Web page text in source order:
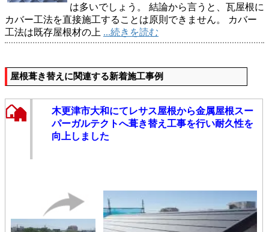
は多いでしょう。 結論から言うと、瓦屋根に
カバー工法を直接施工することは原則できません。 カバー
工法は既存屋根材の上 ...続きを読む
屋根葺き替えに関連する新着施工事例
木更津市大和にてレサス屋根から金属屋根スー
パーガルテクトへ葺き替え工事を行い耐久性を
向上しました